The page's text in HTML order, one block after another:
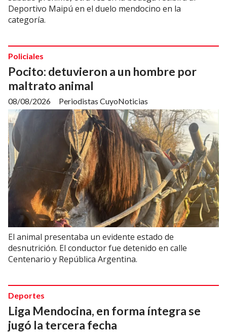
Deportivo Maipú en el duelo mendocino en la
categoría.
Pocito: detuvieron a un hombre por
maltrato animal
Periodistas CuyoNoticias
Policiales
08/08/2026
El animal presentaba un evidente estado de
desnutrición. El conductor fue detenido en calle
Centenario y República Argentina.
Liga Mendocina, en forma íntegra se
jugó la tercera fecha
Deportes